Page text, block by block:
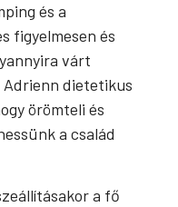
és a
figyelmesen és
várt
Adrienn dietetikus
örömteli és
a család
a fő